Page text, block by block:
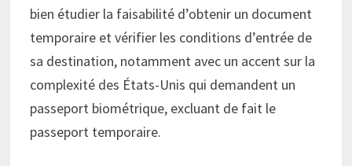
bien étudier la faisabilité d’obtenir un document
temporaire et vérifier les conditions d’entrée de
sa destination, notamment avec un accent sur la
complexité des États-Unis qui demandent un
passeport biométrique, excluant de fait le
passeport temporaire.